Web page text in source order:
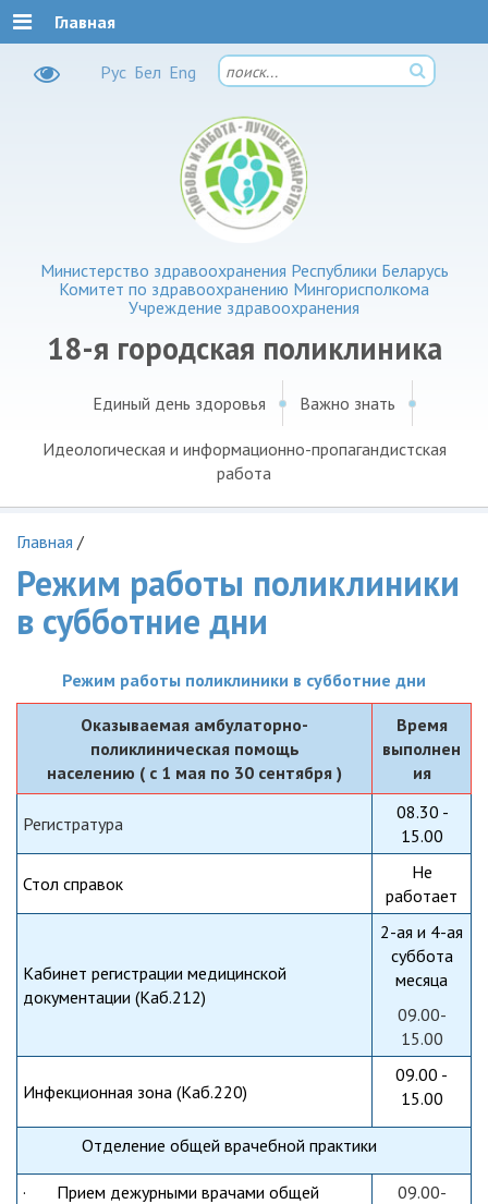
Рус Бел Eng
Министерство здравоохранения Республики Беларусь
Комитет по здравоохранению Мингорисполкома
Учреждение здравоохранения
18-я городская поликлиника
Главная
Единый день здоровья Важно знать
Идеологическая и информационно-пропагандистская
работа
Главная /
Режим работы поликлиники
в субботние дни
Режим работы поликлиники в субботние дни
Оказываемая амбулаторно-
поликлиническая помощь
населению ( с 1 мая по 30 сентября )
Время
выполнен
ия
Регистратура
08.30 -
15.00
Стол справок
Не
работает
Кабинет регистрации медицинской
документации (Каб.212)
2-ая и 4-ая
суббота
месяца
09.00-
15.00
Инфекционная зона (Каб.220)
09.00 -
15.00
Отделение общей врачебной практики
· Прием дежурными врачами общей
09.00-